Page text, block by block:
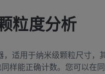
粒度分析
适用于纳米级颗粒尺寸，
样能正确计数。您可以在